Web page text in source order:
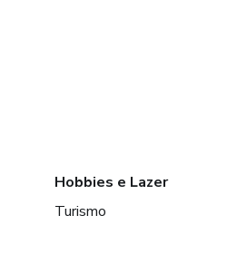
Hobbies e Lazer
Turismo